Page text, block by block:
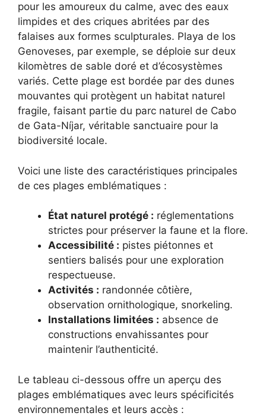
pour les amoureux du calme, avec des eaux
limpides et des criques abritées par des
falaises aux formes sculpturales. Playa de los
Genoveses, par exemple, se déploie sur deux
kilomètres de sable doré et d’écosystèmes
variés. Cette plage est bordée par des dunes
mouvantes qui protègent un habitat naturel
fragile, faisant partie du parc naturel de Cabo
de Gata-Níjar, véritable sanctuaire pour la
biodiversité locale.
Voici une liste des caractéristiques principales
de ces plages emblématiques :
État naturel protégé : réglementations
strictes pour préserver la faune et la flore.
Accessibilité : pistes piétonnes et
sentiers balisés pour une exploration
respectueuse.
Activités : randonnée côtière,
observation ornithologique, snorkeling.
Installations limitées : absence de
constructions envahissantes pour
maintenir l’authenticité.
Le tableau ci-dessous offre un aperçu des
plages emblématiques avec leurs spécificités
environnementales et leurs accès :